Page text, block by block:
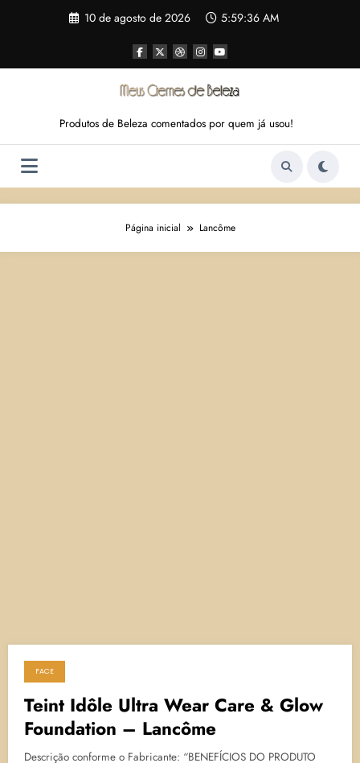
10 de agosto de 2026 5:59:37 AM
Produtos de Beleza comentados por quem já usou!
Página inicial Lancôme
18 de maio de 2025
FACE
Teint Idôle Ultra Wear Care & Glow
Foundation – Lancôme
Descrição conforme o Fabricante: “BENEFÍCIOS DO PRODUTO